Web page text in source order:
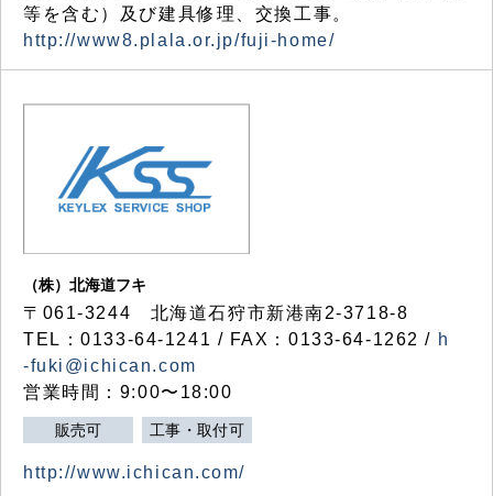
等を含む）及び建具修理、交換工事。
http://www8.plala.or.jp/fuji-home/
（株）北海道フキ
〒061-3244 北海道石狩市新港南2-3718-8
TEL：0133-64-1241 / FAX：0133-64-1262 / h
-fuki@ichican.com
営業時間：9:00〜18:00
販売可 工事・取付可
http://www.ichican.com/